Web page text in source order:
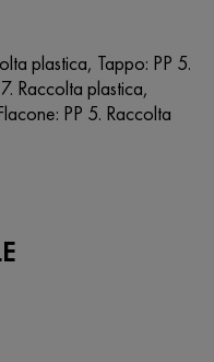
plastica, Tappo: PP 5.
Raccolta plastica,
PP 5. Raccolta